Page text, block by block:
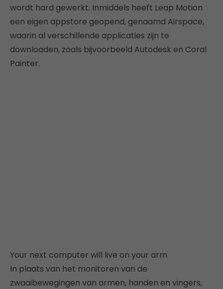
wordt hard gewerkt. Inmiddels heeft Leap Motion
een eigen appstore geopend, genaamd Airspace,
waarin al verschillende applicaties zijn te
downloaden, zoals bijvoorbeeld Autodesk en Coral
Painter.
Your next computer will live on your arm
In plaats van het monitoren van de
zwaaibewegingen van armen, handen en vingers,